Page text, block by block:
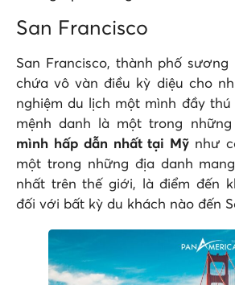
San Francisco
San Francisco, thành phố sương
chứa vô vàn điều kỳ diệu cho
nghiệm du lịch một mình đầy
mệnh danh là một trong những
mình hấp dẫn nhất tại Mỹnhư
một trong những địa danh
nhất trên thế giới, là điểm đến
đối với bất kỳ du khách nào đến